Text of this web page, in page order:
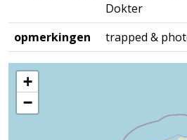
Dokter
opmerkingen
trapped &
+
−